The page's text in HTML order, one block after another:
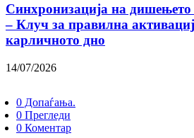
Синхронизација на дишењето
– Клуч за правилна
карличното дно
14/07/2026
0 Допаѓања.
0 Прегледи
0 Коментар